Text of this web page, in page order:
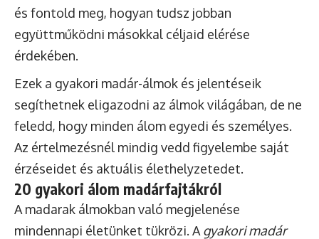
és fontold meg, hogyan tudsz jobban
együttműködni másokkal céljaid elérése
érdekében.
Ezek a gyakori madár-álmok és jelentéseik
segíthetnek eligazodni az álmok világában, de ne
feledd, hogy minden álom egyedi és személyes.
Az értelmezésnél mindig vedd figyelembe saját
érzéseidet és aktuális élethelyzetedet.
20 gyakori álom madárfajtákról
A madarak álmokban való megjelenése
mindennapi életünket tükrözi. A gyakori madár